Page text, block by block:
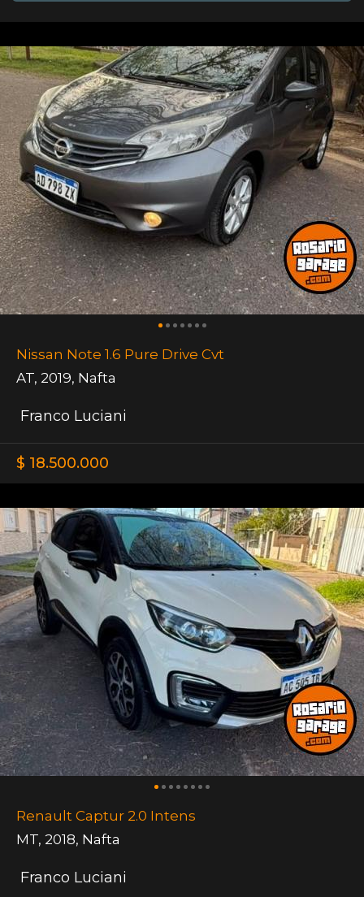
Nissan Note 1.6 Pure Drive Cvt
AT, 2019, Nafta
Franco Luciani
$ 18.500.000
Renault Captur 2.0 Intens
MT, 2018, Nafta
Franco Luciani